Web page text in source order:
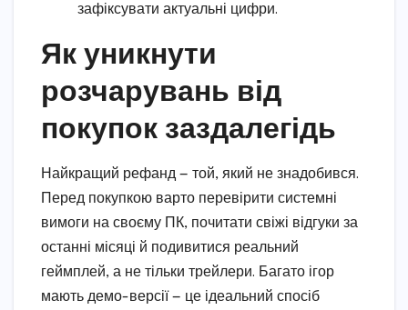
зафіксувати актуальні цифри.
Як уникнути
розчарувань від
покупок заздалегідь
Найкращий рефанд — той, який не знадобився.
Перед покупкою варто перевірити системні
вимоги на своєму ПК, почитати свіжі відгуки за
останні місяці й подивитися реальний
геймплей, а не тільки трейлери. Багато ігор
мають демо-версії — це ідеальний спосіб